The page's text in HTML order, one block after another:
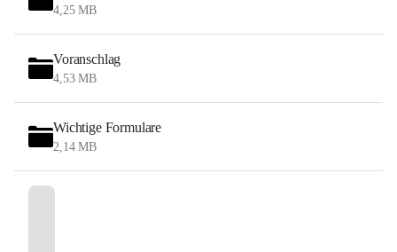
4,25 MB
Voranschlag
4,53 MB
Wichtige Formulare
2,14 MB